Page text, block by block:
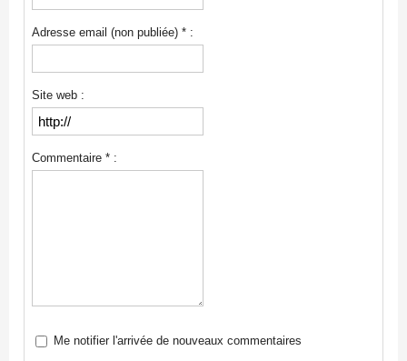
Adresse email (non publiée) * :
Site web :
Commentaire * :
Me notifier l'arrivée de nouveaux commentaires